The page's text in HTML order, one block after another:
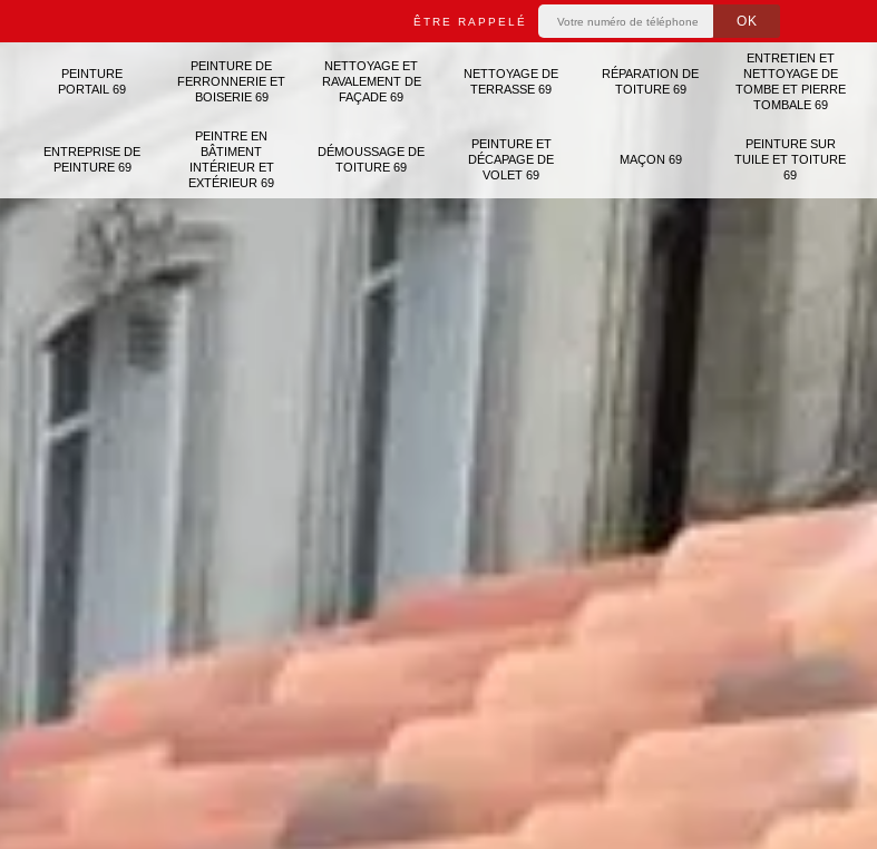
ÊTRE RAPPELÉ
PEINTURE
PORTAIL 69
PEINTURE DE
FERRONNERIE ET
BOISERIE 69
NETTOYAGE ET
RAVALEMENT DE
FAÇADE 69
NETTOYAGE DE
TERRASSE 69
RÉPARATION DE
TOITURE 69
ENTRETIEN ET
NETTOYAGE DE
TOMBE ET PIERRE
TOMBALE 69
ENTREPRISE DE
PEINTURE 69
PEINTRE EN
BÂTIMENT
INTÉRIEUR ET
EXTÉRIEUR 69
DÉMOUSSAGE DE
TOITURE 69
PEINTURE ET
DÉCAPAGE DE
VOLET 69
MAÇON 69
PEINTURE SUR
TUILE ET TOITURE
69